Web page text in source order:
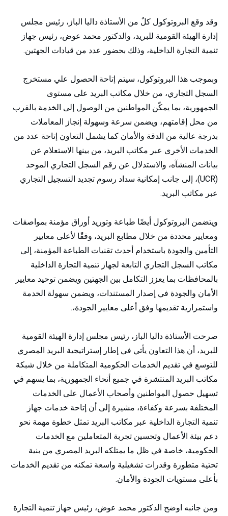
وقد وقع البروتوكول كلٌ من الأستاذة داليا الباز، رئيس مجلس
إدارة الهيئة القومية للبريد، والدكتور محمد عوض، رئيس جهاز
تنمية التجارة الداخلية، وذلك بحضور عدد من قيادات الجهتين.
وبموجب هذا البروتوكول، سيتم إتاحة الحصول علي مستخرج
السجل التجاري، من خلال مكاتب البريد على مستوى
الجمهورية، بما يمكّن المواطنين من الوصول إلى الخدمة بالقرب
من محل إقامتهم، ويضمن سرعة وسهولة إنجاز المعاملات
بدرجة عالية من الدقة والأمان كما يشمل التعاون إتاحة عدد من
الخدمات الأخرى عبر مكاتب البريد، من بينها الاستعلام عن
بيانات المنشآه، والاستدلال عن رقم السجل التجاري الموحد
(UCR)، إلى جانب إمكانية سداد رسوم تجديد التسجيل التجاري
عبر مكاتب البريد.
ويتضمن البروتوكول أيضًا طباعة وتوريد أوراق مؤمنة بمواصفات
ومعايير محددة من خلال مطابع البريد، وفقًا لأعلى معايير
التأمين والجودة باستخدام أحدث تقنيات الطباعة المؤمنة، إلى
مكاتب السجل التجاري التابعة لجهاز تنمية التجارة الداخلية
بالمحافظات بما يعزز التكامل بين الجهتين ويضمن توحيد معايير
الأمان والجودة في إصدار المستندات، ويضمن سهولة الخدمة
واستمرارية تقديمها وفق أعلى معايير الجودة،.
صرحت الأستاذة داليا الباز، رئيس مجلس إدارة الهيئة القومية
للبريد، أن هذا التعاون يأتي في إطار إستراتيجية البريد المصري
للتوسع في تقديم الخدمات الحكومية المتكاملة من خلال شبكة
مكاتب البريد المنتشرة في جميع أنحاء الجمهورية، بما يسهم في
تسهيل حصول المواطنين وأصحاب الأعمال على الخدمات
المختلفة بسرعة وكفاءة، مشيرة إلى أن إتاحة خدمات جهاز
تنمية التجارة الداخلية عبر مكاتب البريد تمثل خطوة مهمة نحو
دعم بيئة الأعمال وتحسين تجربة المتعاملين مع الخدمات
الحكومية، خاصة في ظل ما يمتلكه البريد المصري من بنية
تحتية متطورة وقدرات تشغيلية واسعة تمكنه من تقديم الخدمات
بأعلى مستويات الجودة والأمان.
ومن جانبه اوضح الدكتور محمد عوض، رئيس جهاز تنمية التجارة